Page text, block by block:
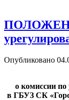
Опубликовано
о комиссии
в ГБУЗ СК